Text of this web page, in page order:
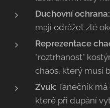
Duchovní ochrana:
mají odrážet zlé
Reprezentace
"roztrhanost"
chaos, který musí
Zvuk: Tanečník
které při dupání